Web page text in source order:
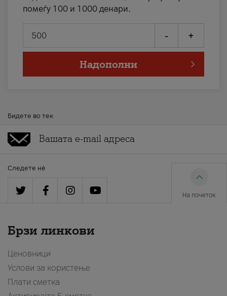
помеѓу 100 и 1000 денари.
- +
Надополни
Бидете во тек
Следете нè
На почеток
Брзи линкови
Ценовници
Услови за користење
Плати сметка